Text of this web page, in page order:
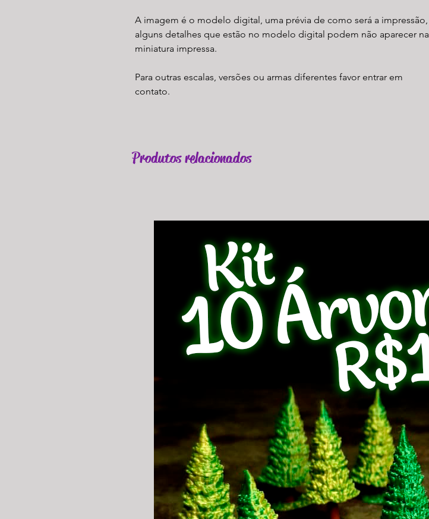
A imagem é o modelo digital, uma prévia de como será a impressão,
alguns detalhes que estão no modelo digital podem não aparecer na
miniatura impressa.
Para outras escalas, versões ou armas diferentes favor entrar em
contato.
Produtos relacionados